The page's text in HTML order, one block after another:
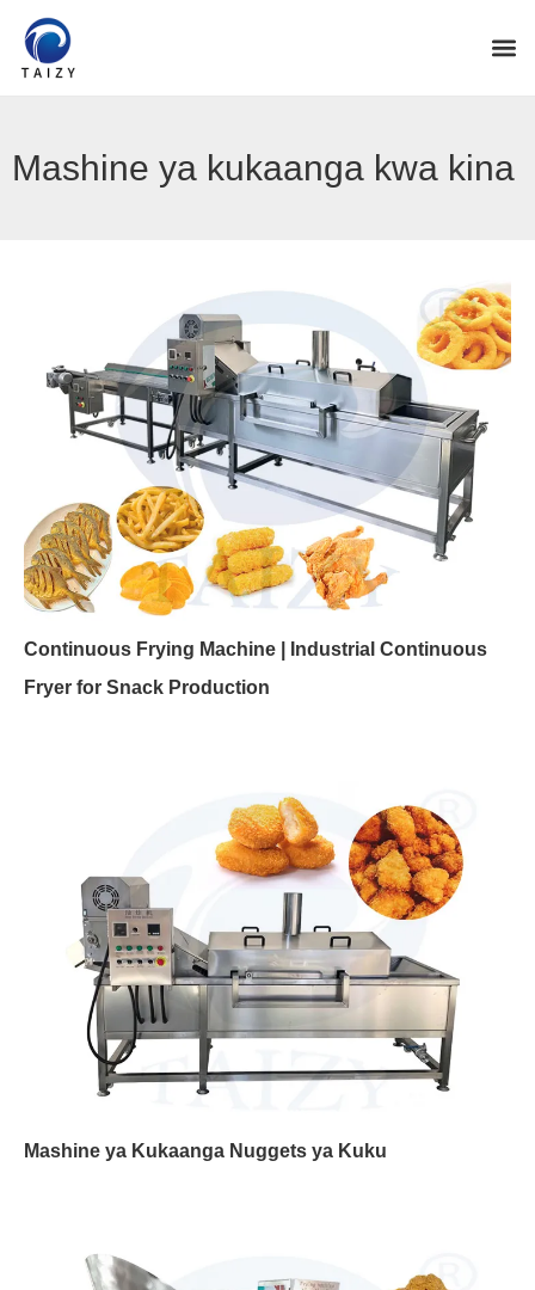
Mashine ya kukaanga kwa kina
Continuous Frying Machine | Industrial Continuous
Fryer for Snack Production
Mashine ya Kukaanga Nuggets ya Kuku